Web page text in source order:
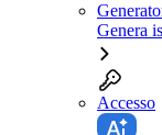
Genera
Accesso